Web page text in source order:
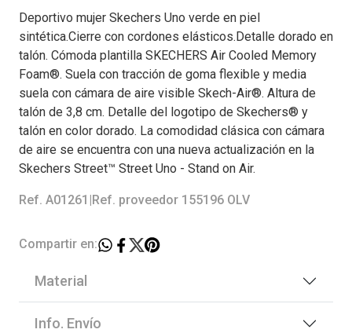
Deportivo mujer Skechers Uno verde en piel
sintética.Cierre con cordones elásticos.Detalle dorado en
talón. Cómoda plantilla SKECHERS Air Cooled Memory
Foam®. Suela con tracción de goma flexible y media
suela con cámara de aire visible Skech-Air®. Altura de
talón de 3,8 cm. Detalle del logotipo de Skechers® y
talón en color dorado. La comodidad clásica con cámara
de aire se encuentra con una nueva actualización en la
Skechers Street™ Street Uno - Stand on Air.
Ref. A01261 Ref. proveedor 155196 OLV
Compartir en:
Material
Info. Envío